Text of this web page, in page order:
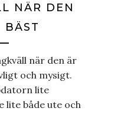
NÄR DEN
BÄST
när den är
och mysigt.
lite
lite både ute och